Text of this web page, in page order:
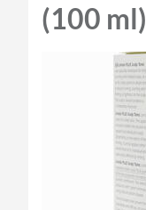
(100 ml)